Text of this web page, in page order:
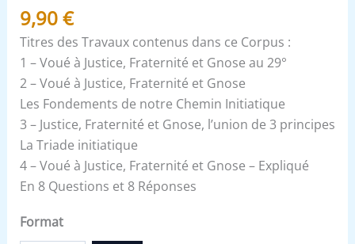
9,90€
Titres des Travaux contenus dans ce Corpus :
1 – Voué à Justice, Fraternité et Gnose au 29°
2 – Voué à Justice, Fraternité et Gnose
Les Fondements de notre Chemin Initiatique
3 – Justice, Fraternité et Gnose, l’union de 3 principes
La Triade initiatique
4 – Voué à Justice, Fraternité et Gnose – Expliqué
En 8 Questions et 8 Réponses
Format